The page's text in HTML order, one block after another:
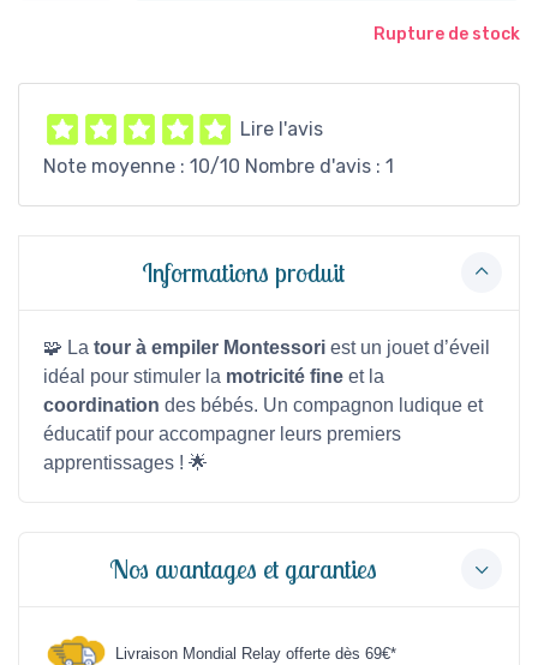
Rupture de stock
Lire l'avis
Note moyenne : 10/10 Nombre d'avis : 1
Informations produit
🧩 La tour à empiler Montessori est un jouet d’éveil
idéal pour stimuler la motricité fine et la
coordination des bébés. Un compagnon ludique et
éducatif pour accompagner leurs premiers
apprentissages ! 🌟
Nos avantages et garanties
Livraison Mondial Relay offerte dès 69€*